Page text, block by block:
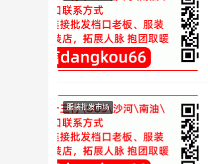
服装批发市场